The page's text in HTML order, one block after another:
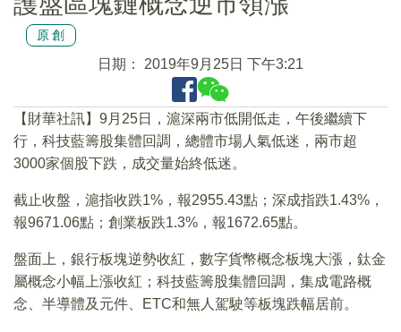
原創
日期： 2019年9月25日 下午3:21
【財華社訊】9月25日，滬深兩市低開低走，午後繼續下
行，科技藍籌股集體回調，總體市場人氣低迷，兩市超
3000家個股下跌，成交量始終低迷。
截止收盤，滬指收跌1%，報2955.43點；深成指跌1.43%，
報9671.06點；創業板跌1.3%，報1672.65點。
盤面上，銀行板塊逆勢收紅，數字貨幣概念板塊大漲，鈦金
屬概念小幅上漲收紅；科技藍籌股集體回調，集成電路概
念、半導體及元件、ETC和無人駕駛等板塊跌幅居前。